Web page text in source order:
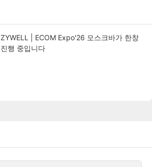
ZYWELL | ECOM Expo'26 모스크바가 한창
진행 중입니다